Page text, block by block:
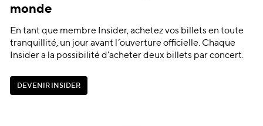
monde
En tant que membre Insider, achetez vos billets en toute
tranquillité, un jour avant l’ouverture officielle. Chaque
Insider a la possibilité d’acheter deux billets par concert.
DEV EN R N SI DER
DEVENIRINSIDER